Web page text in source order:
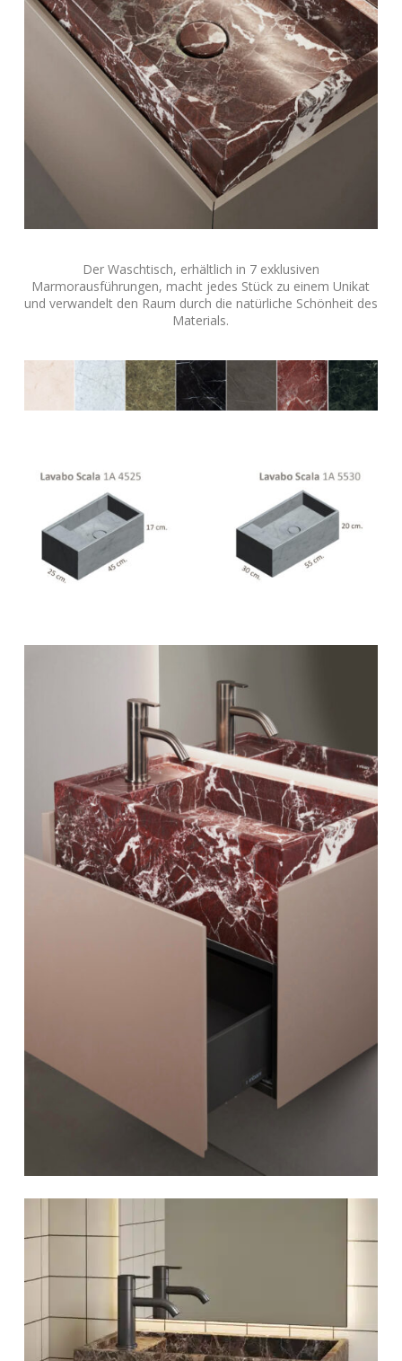
Der Waschtisch, erhältlich in 7 exklusiven
Marmorausführungen, macht jedes Stück zu einem Unikat
und verwandelt den Raum durch die natürliche Schönheit des
Materials.